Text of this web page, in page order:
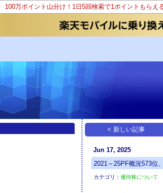
100万ポイント山分け！1日5回検索で1ポイントもらえ
< 新しい記事
Jun 17, 2025
2021～25PF概況573位
カテゴリ：優待株について